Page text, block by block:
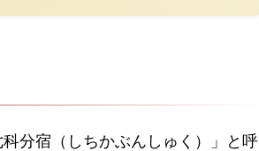
分宿（しちかぶんしゅく）」と呼